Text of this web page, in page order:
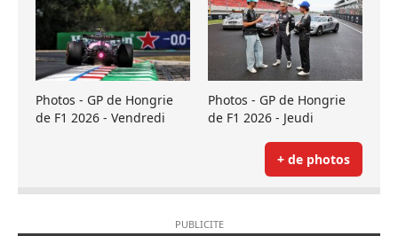
Photos - GP de Hongrie
de F1 2026 - Vendredi
Photos - GP de Hongrie
de F1 2026 - Jeudi
+ de photos